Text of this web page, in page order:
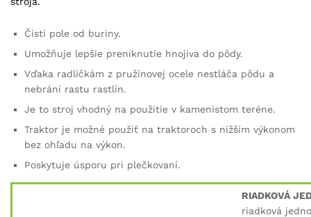
Čistí pole od buriny.
Umožňuje lepšie preniknutie hnojiva do pôdy.
Vďaka radličkám z pružinovej ocele nestláča pôdu a
nebráni rastu rastlín.
Je to stroj vhodný na použitie v kamenistom teréne.
Traktor je možné použiť na traktoroch s nižším výkonom
bez ohľadu na výkon.
Poskytuje úsporu pri plečkovaní.
RIADKOVÁ
riadková